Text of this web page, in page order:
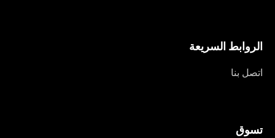
الروابط السريعة
اتصل بنا
تسوق